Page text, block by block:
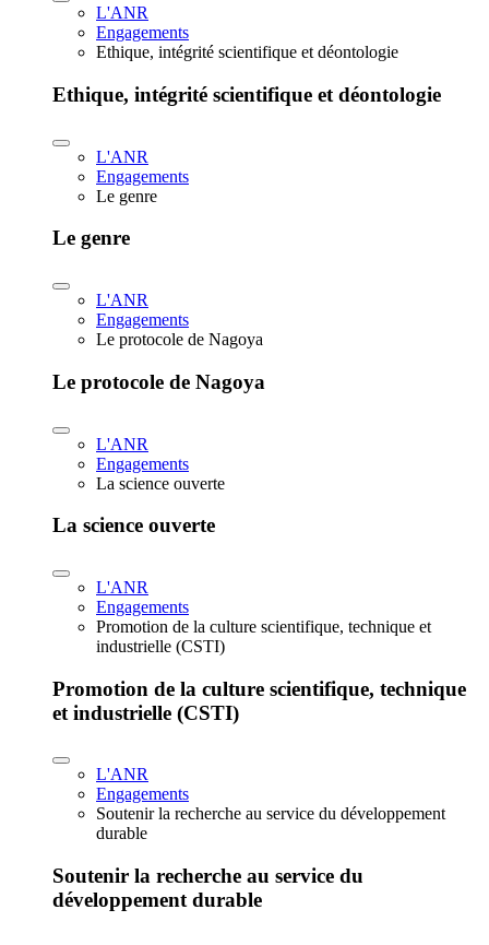
L'ANR
Engagements
Ethique, intégrité scientifique et déontologie
Ethique, intégrité scientifique et déontologie
L'ANR
Engagements
Le genre
Le genre
L'ANR
Engagements
Le protocole de Nagoya
Le protocole de Nagoya
L'ANR
Engagements
La science ouverte
La science ouverte
L'ANR
Engagements
Promotion de la culture scientifique, technique et
industrielle (CSTI)
Promotion de la culture scientifique, technique
et industrielle (CSTI)
L'ANR
Engagements
Soutenir la recherche au service du développement
durable
Soutenir la recherche au service du
développement durable